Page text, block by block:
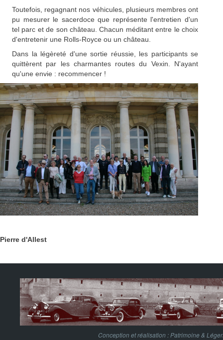
Toutefois, regagnant nos véhicules, plusieurs membres ont
pu mesurer le sacerdoce que représente l'entretien d'un
tel parc et de son château. Chacun méditant entre le choix
d'entretenir une Rolls-Royce ou un château.
Dans la légèreté d'une sortie réussie, les participants se
quittèrent par les charmantes routes du Vexin. N'ayant
qu'une envie : recommencer !
Pierre d'Allest
Conception et réalisation : Patrimoine &